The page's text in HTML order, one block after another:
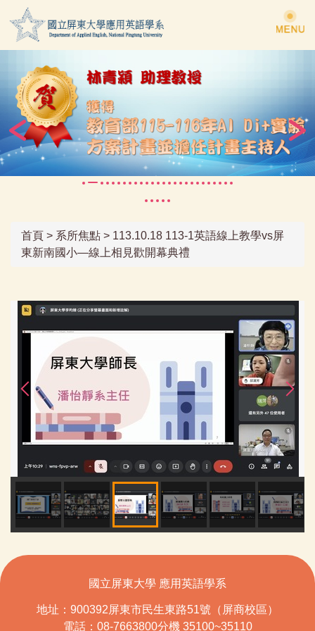
到
主
容
首頁 > 系所焦點 > 113.10.18 113-1英語線上教學vs屏
東新南國小—線上相見歡開幕典禮
國立屏東大學 應用英語學系
地址：900392屏東市民生東路51號（屏商校區）
電話：08-7663800分機 35100~35110